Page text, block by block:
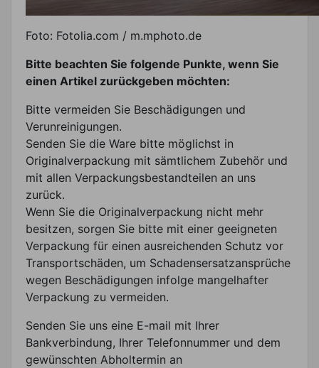
Foto: Fotolia.com / m.mphoto.de
Bitte beachten Sie folgende Punkte, wenn Sie
einen Artikel zurückgeben möchten:
Bitte vermeiden Sie Beschädigungen und
Verunreinigungen.
Senden Sie die Ware bitte möglichst in
Originalverpackung mit sämtlichem Zubehör und
mit allen Verpackungsbestandteilen an uns
zurück.
Wenn Sie die Originalverpackung nicht mehr
besitzen, sorgen Sie bitte mit einer geeigneten
Verpackung für einen ausreichenden Schutz vor
Transportschäden, um Schadensersatzansprüche
wegen Beschädigungen infolge mangelhafter
Verpackung zu vermeiden.
Senden Sie uns eine E-mail mit Ihrer
Bankverbindung, Ihrer Telefonnummer und dem
gewünschten Abholtermin an